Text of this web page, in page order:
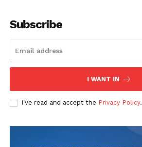
Subscribe
I WANT IN
I've read and accept the Privacy Policy.